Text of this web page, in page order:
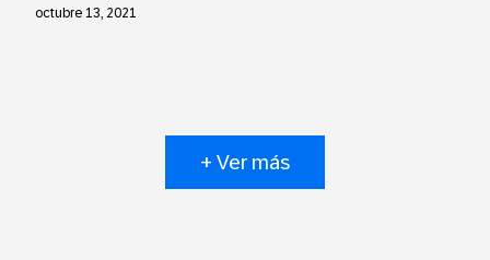
octubre 13, 2021
+ Ver más